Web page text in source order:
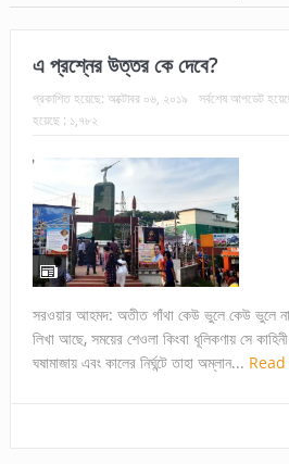
এ প্রশ্নের উত্তর কে দেবে?
প্রকাশিত হয়েছে: অক্টোবর ০৬, ২০১৯ সর্বশেষ আপডেট
হয়েছে : ১,৭৮২
সরওয়ার আহমদ: অতীত গাঁথা কেউ ভুলে কেউ ভুলে
লিখা আছে, সময়ের শেওলা কিংবা ধূলিকণায় সে
ঘষামাজায় এবং কালের নির্ঘন্টে তাহা অম্লান...